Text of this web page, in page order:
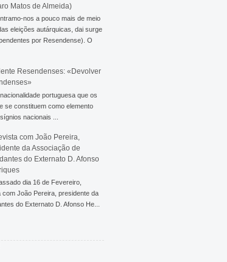
Matos de Almeida)
nos a pouco mais de meio
eleições autárquicas, dai surge
por Resendense). O
Resendenses: «Devolver
portuguesa que os
se constituem como elemento
nacionais ...
com João Pereira,
da Associação de
do Externato D. Afonso
dia 16 de Fevereiro,
João Pereira, presidente da
do Externato D. Afonso He...